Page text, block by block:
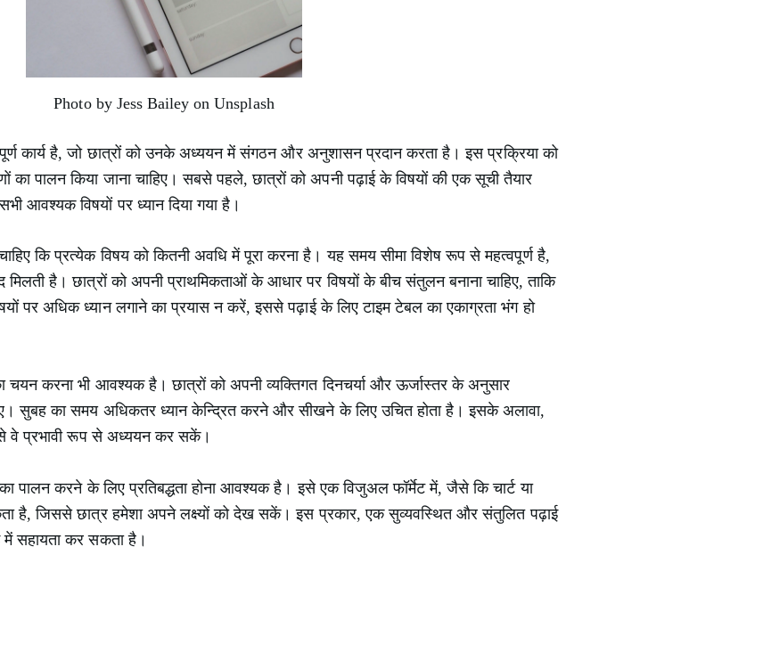
Photo by Jess Bailey on Unsplash
कार्य है, जो छात्रों को उनके अध्ययन में संगठन और अनुशासन प्रदान करता है। इस प्रक्रिया को
पालन किया जाना चाहिए। सबसे पहले, छात्रों को अपनी पढ़ाई के विषयों की एक सूची तैयार
आवश्यक विषयों पर ध्यान दिया गया है।
कि प्रत्येक विषय को कितनी अवधि में पूरा करना है। यह समय सीमा विशेष रूप से महत्वपूर्ण है,
है। छात्रों को अपनी प्राथमिकताओं के आधार पर विषयों के बीच संतुलन बनाना चाहिए, ताकि
पर अधिक ध्यान लगाने का प्रयास न करें, इससे पढ़ाई के लिए टाइम टेबल का एकाग्रता भंग हो
करना भी आवश्यक है। छात्रों को अपनी व्यक्तिगत दिनचर्या और ऊर्जास्तर के अनुसार
सुबह का समय अधिकतर ध्यान केन्द्रित करने और सीखने के लिए उचित होता है। इसके अलावा,
वे प्रभावी रूप से अध्ययन कर सकें।
पालन करने के लिए प्रतिबद्धता होना आवश्यक है। इसे एक विजुअल फॉर्मेट में, जैसे कि चार्ट या
है, जिससे छात्र हमेशा अपने लक्ष्यों को देख सकें। इस प्रकार, एक सुव्यवस्थित और संतुलित पढ़ाई
में सहायता कर सकता है।